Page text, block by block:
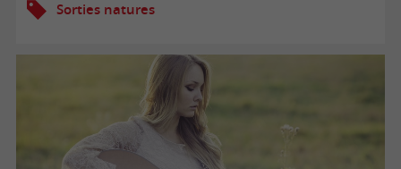
Sorties natures